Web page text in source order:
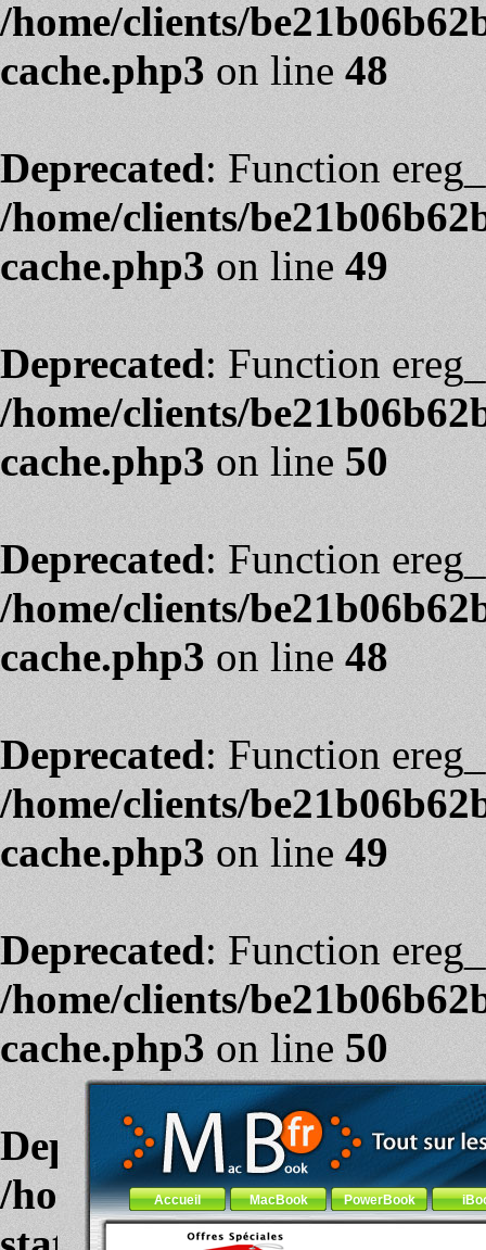
/home/clients/
cache.php3on line48
Deprecated: Function
/home/clients/
cache.php3 on line49
Deprecated: Function
/home/clients/
cache.php3 on line50
Deprecated: Function
/home/clients/
cache.php3 on line48
Deprecated: Function
/home/clients/
cache.php3on line49
Deprecated: Function
/home/clients/
cache.php3on line50
PowerBook-fr.com : Tout
Aller au contenu-Aller au menu général-Aller au menu de
Menu général
Accueil MacBook PowerBook
Deprecated: Function
/home/clients/